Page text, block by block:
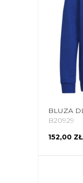
B20929
152,00 ZŁ